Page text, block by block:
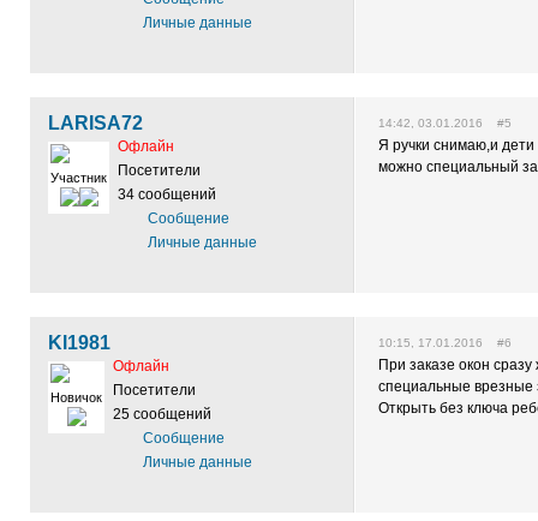
Личные данные
LARISA72
Участник
Офлайн
Посетители
34 сообщений
Сообщение
Личные данные
14:42, 03.01.2016 #5
Я ручки снимаю,и дети
можно специальный
Kl1981
Новичок
Офлайн
Посетители
25 сообщений
Сообщение
Личные данные
10:15, 17.01.2016 #6
При заказе окон
специальные врезные
Открыть без ключа